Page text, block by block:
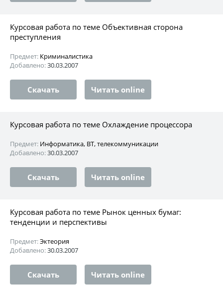
Курсовая работа по теме Объективная сторона
преступления
Предмет: Криминалистика
Добавлено:30.03.2007
Скачать Читать online
Курсовая работа по теме Охлаждение процессора
Предмет: Информатика, ВТ, телекоммуникации
Добавлено:30.03.2007
Скачать Читать online
Курсовая работа по теме Рынок ценных бумаг:
тенденции и перспективы
Предмет:Эктеория
Добавлено:30.03.2007
Скачать Читать online